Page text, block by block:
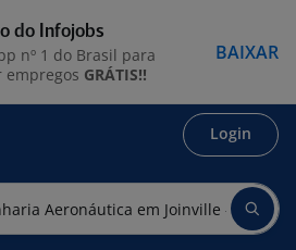
Login
do Infojobs
nº 1 do Brasil para
empregos GRÁTIS!!
BAIXAR